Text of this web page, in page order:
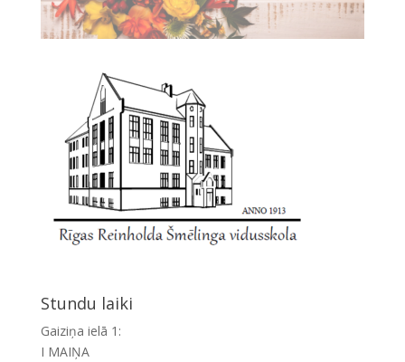
Stundu laiki
Gaiziņa ielā 1:
I MAIŅA